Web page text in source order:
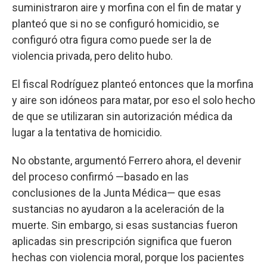
suministraron aire y morfina con el fin de matar y
planteó que si no se configuró homicidio, se
configuró otra figura como puede ser la de
violencia privada, pero delito hubo.
El fiscal Rodríguez planteó entonces que la morfina
y aire son idóneos para matar, por eso el solo hecho
de que se utilizaran sin autorización médica da
lugar a la tentativa de homicidio.
No obstante, argumentó Ferrero ahora, el devenir
del proceso confirmó —basado en las
conclusiones de la Junta Médica— que esas
sustancias no ayudaron a la aceleración de la
muerte. Sin embargo, si esas sustancias fueron
aplicadas sin prescripción significa que fueron
hechas con violencia moral, porque los pacientes